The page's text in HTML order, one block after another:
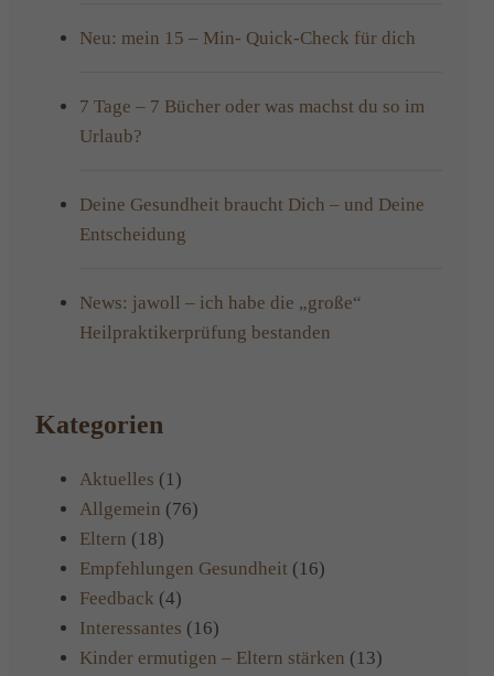
Neu: mein 15 – Min- Quick-Check für dich
7 Tage – 7 Bücher oder was machst du so im
Urlaub?
Deine Gesundheit braucht Dich – und Deine
Entscheidung
News: jawoll – ich habe die „große“
Heilpraktikerprüfung bestanden
Kategorien
Aktuelles (1)
Allgemein (76)
Eltern (18)
Empfehlungen Gesundheit (16)
Feedback (4)
Interessantes (16)
Kinder ermutigen – Eltern stärken (13)